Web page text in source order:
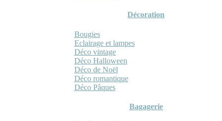
Décoration
Bougies
Eclairage et lampes
Déco vintage
Déco Halloween
Déco de Noël
Déco romantique
Déco Pâques
Bagagerie